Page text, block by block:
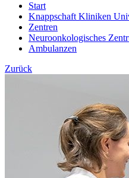
Start
Knappschaft Kliniken
Zentren
Neuroonkologisches
Ambulanzen
Zurück